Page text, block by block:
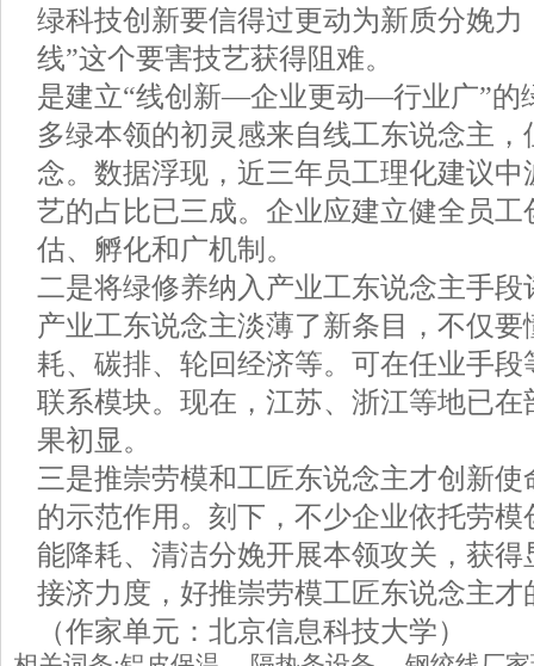
绿科技创新要信得过更动为新质分娩力
线”这个要害技艺获得阻难。
是建立“线创新—企业更动—行业广”的
多绿本领的初灵感来自线工东说念主
念。数据浮现，近三年员工理化建议
艺的占比已三成。企业应建立健全员
估、孵化和广机制。
二是将绿修养纳入产业工东说念主手
产业工东说念主淡薄了新条目，不仅
耗、碳排、轮回经济等。可在任业手
联系模块。现在，江苏、浙江等地已
果初显。
三是推崇劳模和工匠东说念主才创新
的示范作用。刻下，不少企业依托劳
能降耗、清洁分娩开展本领攻关，获
接济力度，好推崇劳模工匠东说念主才
（作家单元：北京信息科技大学）